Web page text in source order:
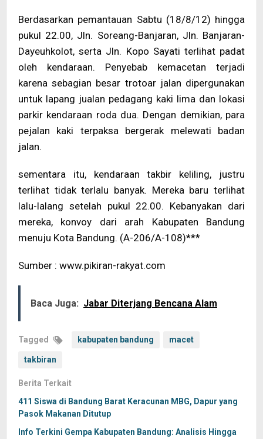
Berdasarkan pemantauan Sabtu (18/8/12) hingga
pukul 22.00, Jln. Soreang-Banjaran, Jln. Banjaran-
Dayeuhkolot, serta Jln. Kopo Sayati terlihat padat
oleh kendaraan. Penyebab kemacetan terjadi
karena sebagian besar trotoar jalan dipergunakan
untuk lapang jualan pedagang kaki lima dan lokasi
parkir kendaraan roda dua. Dengan demikian, para
pejalan kaki terpaksa bergerak melewati badan
jalan.
sementara itu, kendaraan takbir keliling, justru
terlihat tidak terlalu banyak. Mereka baru terlihat
lalu-lalang setelah pukul 22.00. Kebanyakan dari
mereka, konvoy dari arah Kabupaten Bandung
menuju Kota Bandung. (A-206/A-108)***
Sumber : www.pikiran-rakyat.com
Baca Juga: Jabar Diterjang Bencana Alam
Tagged kabupaten bandung macet
takbiran
Berita Terkait
411 Siswa di Bandung Barat Keracunan MBG, Dapur yang
Pasok Makanan Ditutup
Info Terkini Gempa Kabupaten Bandung: Analisis Hingga